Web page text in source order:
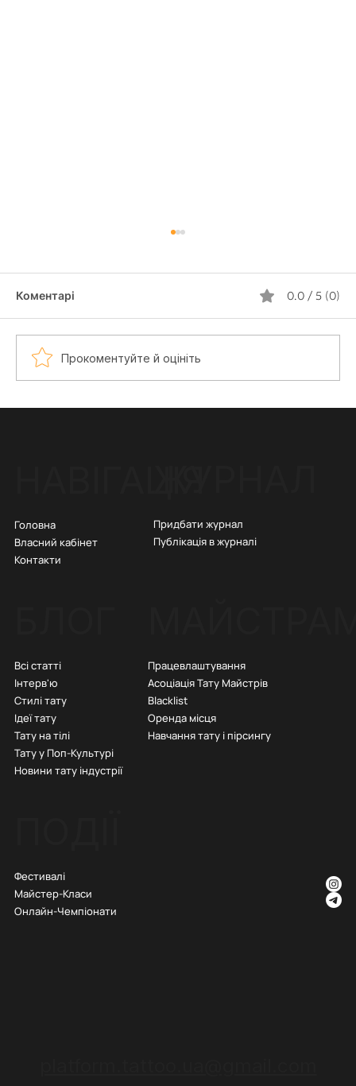
Коментарі 0.0 / 5 (0)
Прокоментуйте й оцініть
Головна
Власний кабінет
Контакти
Придбати журнал
Публікація в журналі
Всі статті
Інтерв'ю
Стилі тату
Ідеї тату
Тату на тілі
Тату у Поп-Культурі
Новини тату індустрії
Працевлаштування
Асоціація Тату Майстрів
Blacklist
Оренда місця
Навчання тату і пірсингу
Фестивалі
Майстер-Класи
Онлайн-Чемпіонати